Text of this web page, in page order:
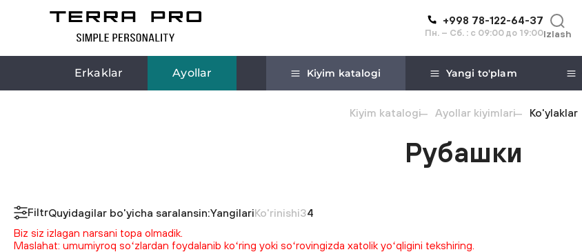
+998 78-122-64-37
Пн. – Сб. : с 09:00 до 19:00Izlash
Erkaklar Ayollar Kiyim katalogi Yangi to'plam
Kiyim katalogi Ayollar kiyimlari Ko'ylaklar
Рубашки
FiltrQuyidagilar bo'yicha saralansin:YangilariKo'rinishi34
Biz siz izlagan narsani topa olmadik.
Maslahat: umumiyroq soʻzlardan foydalanib koʻring yoki soʻrovingizda xatolik yoʻqligini tekshiring.